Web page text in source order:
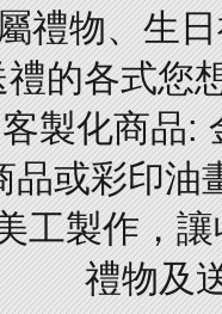
禮物、生
的各式您
製化商品:
品或彩印油
工製作，
禮物及